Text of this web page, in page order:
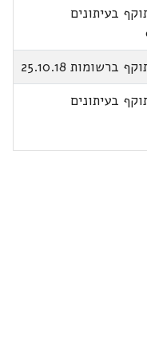
בעיתונים
ברשומות 25.10.18
בעיתונים